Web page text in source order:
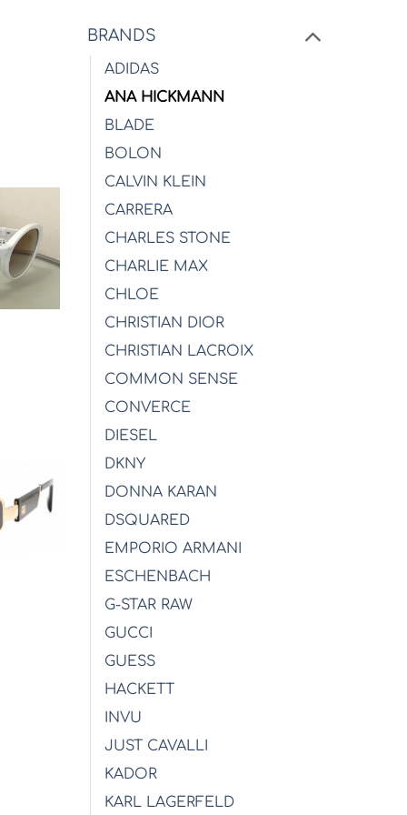
BRANDS
ADIDAS
ANA HICKMANN
BLADE
BOLON
CALVIN KLEIN
CARRERA
CHARLES STONE
CHARLIE MAX
CHLOE
CHRISTIAN DIOR
CHRISTIAN LACROIX
COMMON SENSE
CONVERCE
DIESEL
DKNY
DONNA KARAN
DSQUARED
EMPORIO ARMANI
ESCHENBACH
G-STAR RAW
GUCCI
GUESS
HACKETT
INVU
JUST CAVALLI
KADOR
KARL LAGERFELD